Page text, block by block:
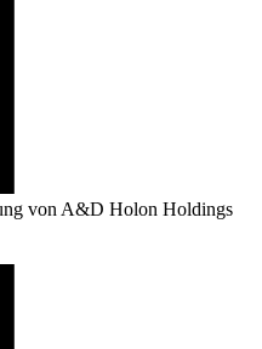
von A&D Holon Holdings